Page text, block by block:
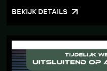
BEKIJK DETAILS